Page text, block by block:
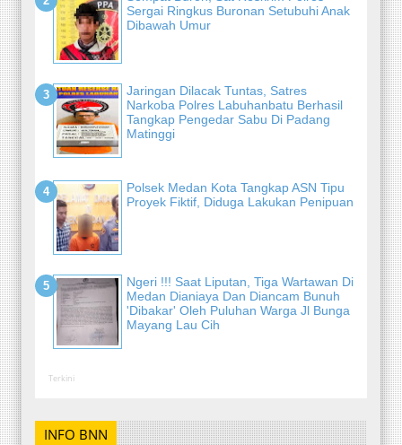
Sergai Ringkus Buronan Setubuhi Anak
Dibawah Umur
Jaringan Dilacak Tuntas, Satres
Narkoba Polres Labuhanbatu Berhasil
Tangkap Pengedar Sabu Di Padang
Matinggi
Polsek Medan Kota Tangkap ASN Tipu
Proyek Fiktif, Diduga Lakukan Penipuan
Ngeri !!! Saat Liputan, Tiga Wartawan Di
Medan Dianiaya Dan Diancam Bunuh
'Dibakar' Oleh Puluhan Warga Jl Bunga
Mayang Lau Cih
Terkini
INFO BNN